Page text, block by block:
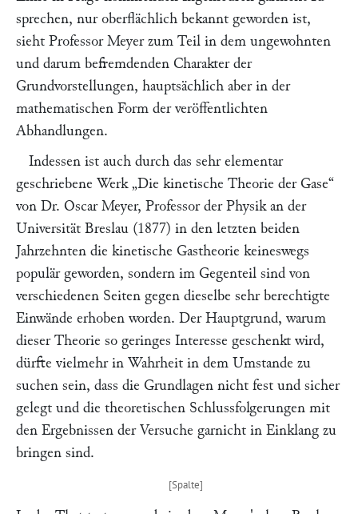
sprechen, nur oberflächlich bekannt geworden ist,
sieht Professor Meyerzum Teil in dem ungewohnten
und darum befremdenden Charakter der
Grundvorstellungen, hauptsächlich aber in der
mathematischen Form der veröffentlichten
Abhandlungen.
Indessen ist auch durch das sehr elementar
geschriebene Werk „Die kinetische Theorie der Gase“
von Dr. Oscar Meyer, Professor der Physik an der
Universität Breslau (1877) in den letzten beiden
Jahrzehnten die kinetische Gastheorie keineswegs
populär geworden, sondern im Gegenteil sind von
verschiedenen Seiten gegen dieselbe sehr berechtigte
Einwände erhoben worden. Der Hauptgrund, warum
dieser Theorie so geringes Interesse geschenkt wird,
dürfte vielmehr in Wahrheit in dem Umstande zu
suchen sein, dass die Grundlagen nicht fest und sicher
gelegt und die theoretischen Schlussfolgerungen mit
den Ergebnissen der Versuche garnicht in Einklang zu
bringen sind.